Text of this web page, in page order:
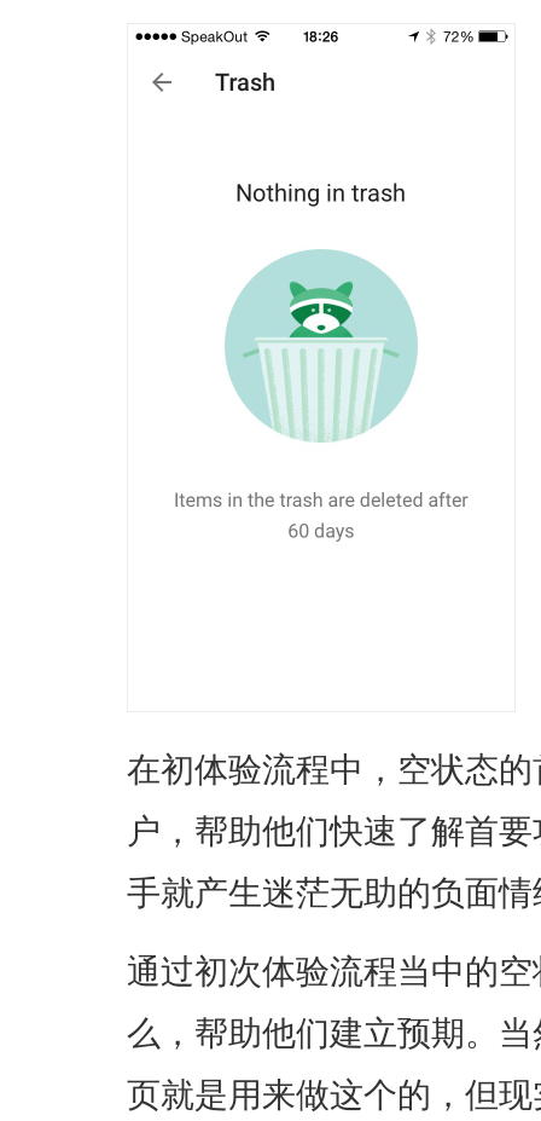
在初体验流程中，空状态
户，帮助他们快速了解首
手就产生迷茫无助的负面情
通过初次体验流程当中的
么，帮助他们建立预期。
页就是用来做这个的，但